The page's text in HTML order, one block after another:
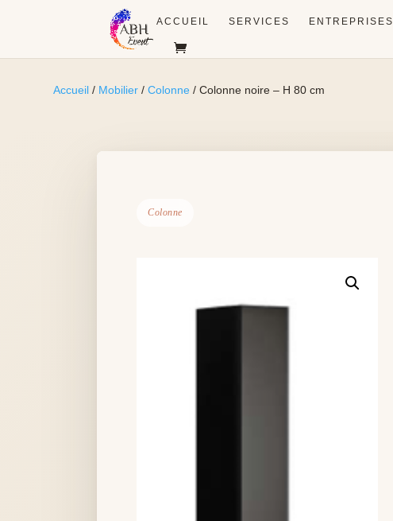
ACCUEIL SERVICES ENTREPRISES
Accueil / Mobilier /Colonne / Colonne noire – H 80 cm
Colonne